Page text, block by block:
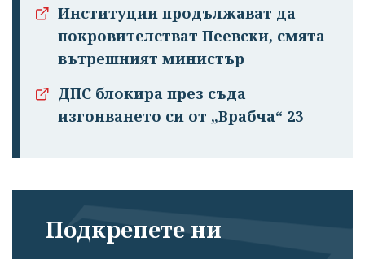
Институции продължават да
покровителстват Пеевски, смята
вътрешният министър
ДПС блокира през съда
изгонването си от „Врабча“ 23
Подкрепете ни